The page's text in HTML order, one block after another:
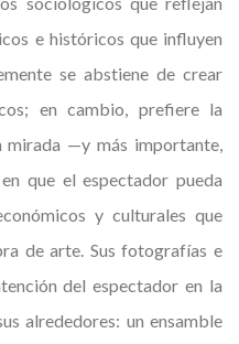
e históricos que influyen
se abstiene de crear
en cambio, prefiere la
mirada —y más importante,
que el espectador pueda
y culturales que
de arte. Sus fotografías e
del espectador en la
alrededores: un ensamble